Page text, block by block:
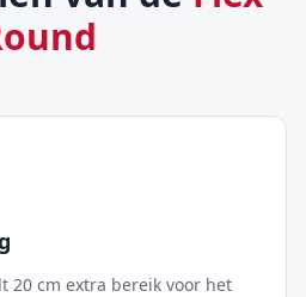
20 cm extra bereik voor het